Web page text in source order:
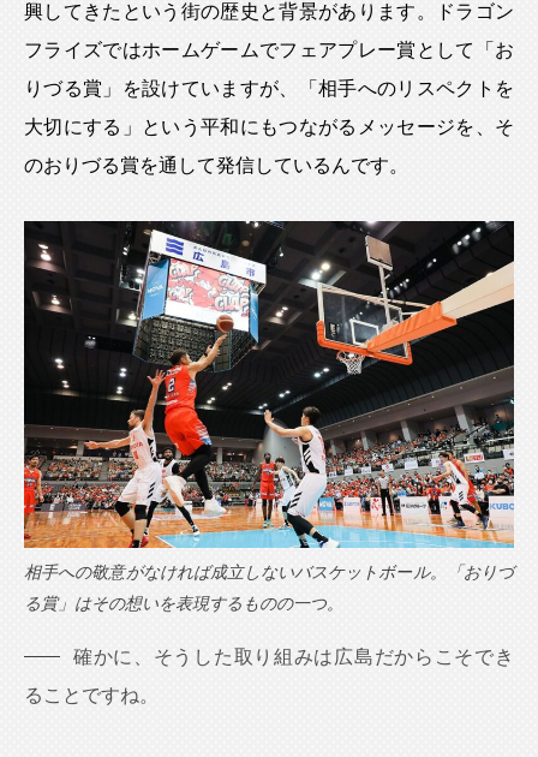
興してきたという街の歴史と背景があります。ドラゴン
フライズではホームゲームでフェアプレー賞として「お
りづる賞」を設けていますが、「相手へのリスペクトを
大切にする」という平和にもつながるメッセージを、そ
のおりづる賞を通して発信しているんです。
相手への敬意がなければ成立しないバスケットボール。「おりづ
る賞」はその想いを表現するものの一つ。
確かに、そうした取り組みは広島だからこそでき
ることですね。